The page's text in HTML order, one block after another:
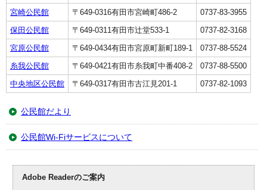
宮崎公民館
〒649-0316有田市宮崎町486-2
0737-83-3955
保田公民館
〒649-0311有田市辻堂533-1
0737-82-3168
宮原公民館
〒649-0434有田市宮原町新町189-1
0737-88-5524
糸我公民館
〒649-0421有田市糸我町中番408-2
0737-88-5500
中央地区公民館
〒649-0317有田市古江見201-1 0737-82-1093
公民館だより
公民館Wi-Fiサービスについて
Adobe Readerのご案内